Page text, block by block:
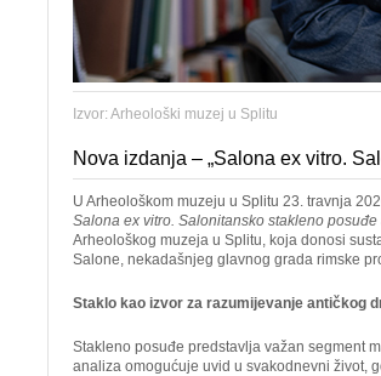
Izvor: Arheološki muzej u Splitu
Nova izdanja – „Salona ex vitro.
U Arheološkom muzeju u Splitu 23. travnja
Salona ex vitro. Salonitansko stakleno posuđe
Arheološkog muzeja u Splitu, koja donosi
Salone, nekadašnjeg glavnog grada rimske
Staklo kao izvor za razumijevanje antičkog
Stakleno posuđe predstavlja važan segment
analiza omogućuje uvid u svakodnevni život,